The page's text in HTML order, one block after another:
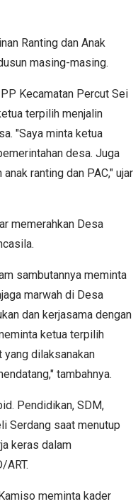
Ranting dan Anak
masing-masing.
Kecamatan Percut Sei
terpilih menjalin
"Saya minta ketua
desa. Juga
ranting dan PAC," ujar
memerahkan Desa
sambutannya meminta
marwah di Desa
dan kerjasama dengan
ketua terpilih
yang dilaksanakan
tambahnya.
Pendidikan, SDM,
Serdang saat menutup
keras dalam
ART.
meminta kader